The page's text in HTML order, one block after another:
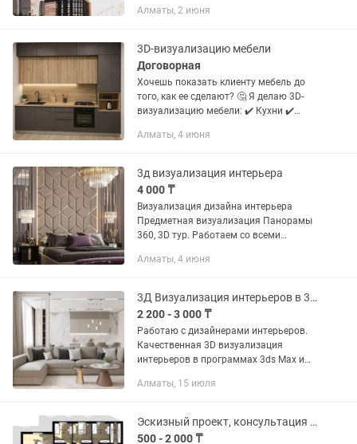
задачи. Принимаю заказы из разных
навыки ....
Алматы, 2 июня
3D-визуализацию мебели
Договорная
Хочешь показать клиенту мебель до
того, как ее сделают? 🤔 Я делаю 3D-
визуализацию мебели: ✔️ Кухни ✔️
получаешь реалистичную картинку, как
Алматы, 4 июня
3д визуализация интерьера
4 000 ₸
Визуализация дизайна интерьера
Предметная визуализация Панорамы
360, 3D тур. Работаем со всеми
тг.
Алматы, 4 июня
3Д Визуализация интерьеров в 3d Max (3ds Max), Corona render
2 200 - 3 000 ₸
Работаю с дизайнерами интерьеров.
Качественная 3D визуализация
интерьеров в программах 3ds Max и
проектов, 3д визуализатор уже более
Алматы, 15 июля
Эскизный проект, консультация по узаконению дома, 3д визуализация
500 - 2 000 ₸